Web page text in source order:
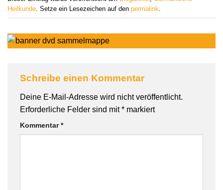
Heilkunde . Setze ein Lesezeichen auf den permalink
Schreibe einen Kommentar
Deine E-Mail-Adresse wird nicht veröffentlicht.
Erforderliche Felder sind mit* markiert
Kommentar*